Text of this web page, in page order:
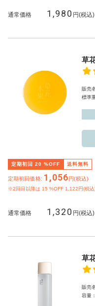
通常価格 1,980 円(税込)
草
販売
標準
定期初回 20 %OFF 送料無料
定期初回価格: 1,056円(税込)
※2回目以降は 15 %OFF 1,122円(税込
通常価格 1,320 円(税込)
草
販売
容量